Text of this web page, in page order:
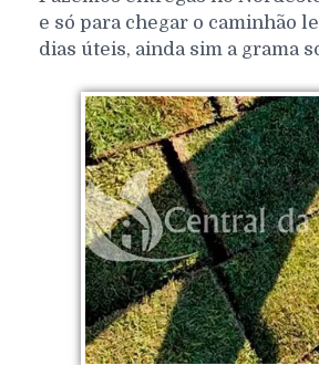
e só para chegar o caminhão
dias úteis, ainda sim a grama